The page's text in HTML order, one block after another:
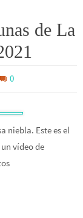
de La
0
niebla. Este es el
vídeo de